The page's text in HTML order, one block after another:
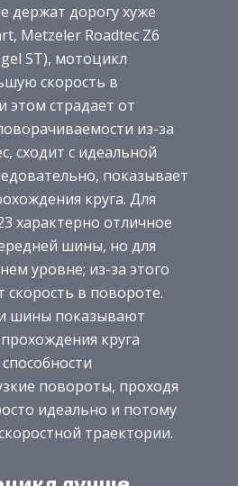
держат дорогу хуже
Metzeler Roadtec Z6
ST), мотоцикл
скорость в
этом страдает от
из-за
сходит с идеальной
показывает
круга. Для
характерно отличное
шины, но для
уровне; из-за этого
скорость в повороте.
шины показывают
круга
повороты, проходя
идеально и потому
траектории.